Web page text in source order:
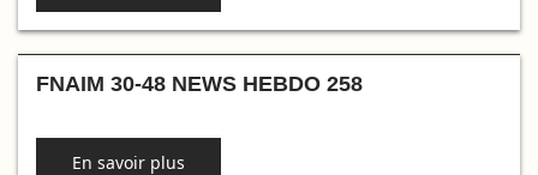
FNAIM 30-48 NEWS HEBDO 258
En savoir plus